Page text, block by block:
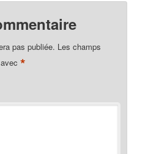
pas publiée. Les champs
avec*